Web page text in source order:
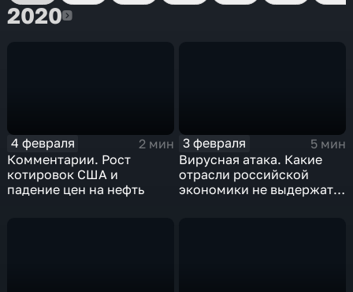
20202020
4 февраля
2 мин
Комментарии. Рост
котировок США и
падение цен на нефть
3 февраля
5 мин
Вирусная атака. Какие
отрасли российской
экономики не выдержат